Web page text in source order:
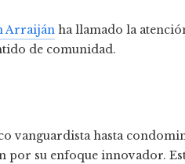
Arraiján ha llamado la
de comunidad.
vanguardista hasta
por su enfoque innovador.